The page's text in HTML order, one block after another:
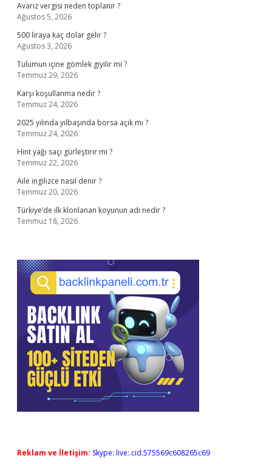
Avarız vergisi neden toplanır ?
Ağustos 5, 2026
500 liraya kaç dolar gelir ?
Ağustos 3, 2026
Tulumun içine gömlek giyilir mi ?
Temmuz 29, 2026
Karşı koşullanma nedir ?
Temmuz 24, 2026
2025 yılında yılbaşında borsa açık mı ?
Temmuz 24, 2026
Hint yağı saçı gürleştirir mi ?
Temmuz 22, 2026
Aile ingilizce nasıl denir ?
Temmuz 20, 2026
Türkiye’de ilk klonlanan koyunun adı nedir ?
Temmuz 18, 2026
Reklam ve İletişim: Skype: live:.cid.575569c608265c69